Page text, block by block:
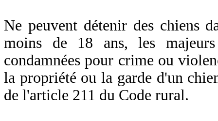
Ne peuvent détenir des chiens
moins de 18 ans, les
condamnées pour crime ou
la propriété ou la garde d'un
de l'article 211 du Code rural.